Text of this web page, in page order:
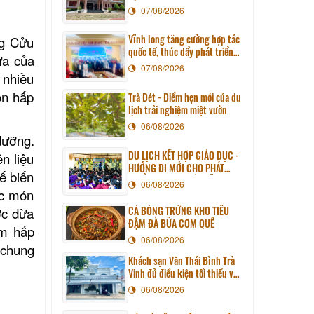
Cửu
của
hấp
liệu
biến
món
dừa
hấp
07/08/2026
Vĩnh long tăng cường hợp tác
quốc tế, thúc đẩy phát triển
du lịch qua chương trình làm
việc với đoàn công tác huyện
Sunchang (Hàn quốc)
07/08/2026
Trà Đét - Điểm hẹn mới của du
lịch trải nghiệm miệt vườn
06/08/2026
DU LỊCH KẾT HỢP GIÁO DỤC -
HƯỚNG ĐI MỚI CHO PHÁT
TRIỂN DU LỊCH BỀN VỮNG
06/08/2026
CÁ BÓNG TRỨNG KHO TIÊU
ĐẬM ĐÀ BỮA CƠM QUÊ
06/08/2026
Khách sạn Văn Thái Bình Trà
Vinh đủ điều kiện tối thiểu về
cơ sở vật chất kỹ thuật và
dịch vụ của cơ sở lưu trú du
lịch
06/08/2026